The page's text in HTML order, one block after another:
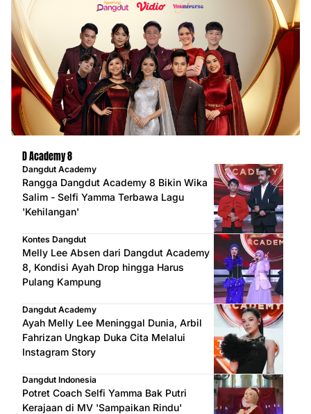
D Academy 8
Dangdut Academy
Rangga Dangdut Academy 8 Bikin Wika
Salim - Selfi Yamma Terbawa Lagu
'Kehilangan'
Kontes Dangdut
Melly Lee Absen dari Dangdut Academy
8, Kondisi Ayah Drop hingga Harus
Pulang Kampung
Dangdut Academy
Ayah Melly Lee Meninggal Dunia, Arbil
Fahrizan Ungkap Duka Cita Melalui
Instagram Story
Dangdut Indonesia
Potret Coach Selfi Yamma Bak Putri
Kerajaan di MV 'Sampaikan Rindu'